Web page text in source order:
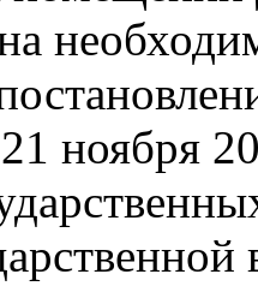
ноября